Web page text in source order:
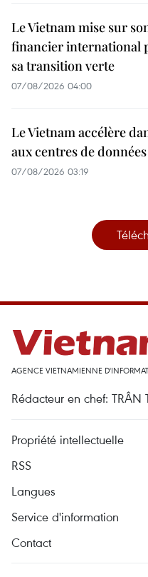
Le Vietnam mise sur
financier international
sa transition verte
07/08/2026 04:00
Le Vietnam accélère
aux centres de données
07/08/2026 03:19
AGENCE VIETNAMIENNE
Rédacteur en chef: TRÂN
Propriété intellectuelle
RSS
Langues
Service d'information
Contact